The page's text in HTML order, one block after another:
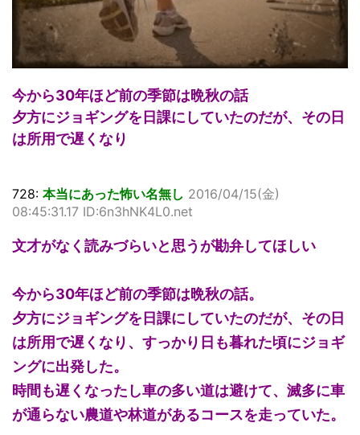
今から30年ほど前の季節は晩秋の話
夕方にジョギングを日課にしていたのだが、その日
は所用で遅くなり
728: 本当にあった怖い名無し 2016/04/15(金)
08:45:31.17 ID:6n3hNK4L0.net
文才がなく読みづらいと思うが勘弁してほしい
今から30年ほど前の季節は晩秋の話。
夕方にジョギングを日課にしていたのだが、その日
は所用で遅くなり、すっかり日も暮れた頃にジョギ
ングに出発した。
時間も遅くなったし車の多い道は避けて、滅多に車
が通らない農道や林道があるコースを走っていた。